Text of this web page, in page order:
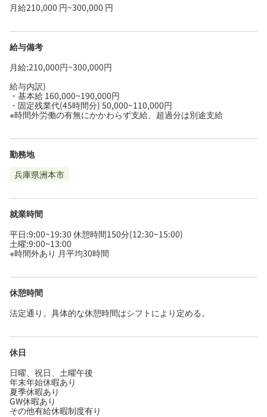
月給210,000 円~300,000 円
給与備考
月給:210,000円~300,000円
給与内訳)
・基本給 160,000~190,000円
・固定残業代(45時間分) 50,000~110,000円
※時間外労働の有無にかかわらず支給、超過分は別途支給
勤務地
兵庫県洲本市
就業時間
平日:9:00~19:30 休憩時間150分(12:30~15:00)
土曜:9:00~13:00
※時間外あり 月平均30時間
休憩時間
法定通り。具体的な休憩時間はシフトにより定める。
休日
日曜、祝日、土曜午後
年末年始休暇あり
夏季休暇あり
GW休暇あり
その他有給休暇制度有り